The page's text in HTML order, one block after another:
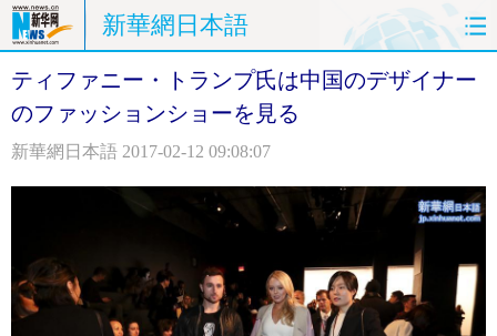
新華網日本語
ホームページ 政治 経済
写真
ティファニー・トランプ氏は中国のデザイナー
のファッションショーを見る
新華網日本語 2017-02-12 09:08:07